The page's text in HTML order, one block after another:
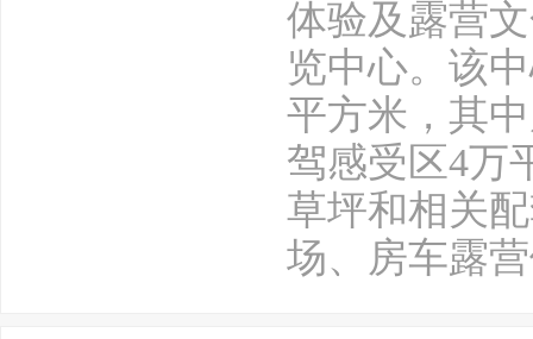
体验及露营
览中心。该
平方米，其
驾感受区4万
草坪和相关
场、房车露